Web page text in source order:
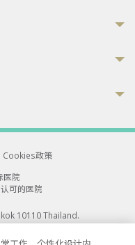
Cookies政策
医院
可的医院
10110 Thailand.